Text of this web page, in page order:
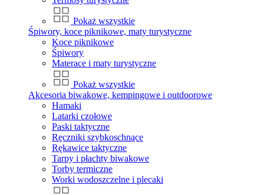
Pokaż wszystkie
Śpiwory, koce piknikowe, maty turystyczne
Koce piknikowe
Śpiwory
Materace i maty turystyczne
Pokaż wszystkie
Akcesoria biwakowe, kempingowe i outdoorowe
Hamaki
Latarki czołowe
Paski taktyczne
Ręczniki szybkoschnące
Rękawice taktyczne
Tarpy i płachty biwakowe
Torby termiczne
Worki wodoszczelne i plecaki